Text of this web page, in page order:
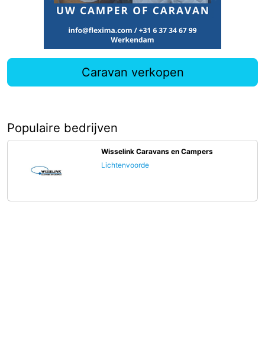
Caravan verkopen
Populaire bedrijven
Wisselink Caravans en Campers
Lichtenvoorde